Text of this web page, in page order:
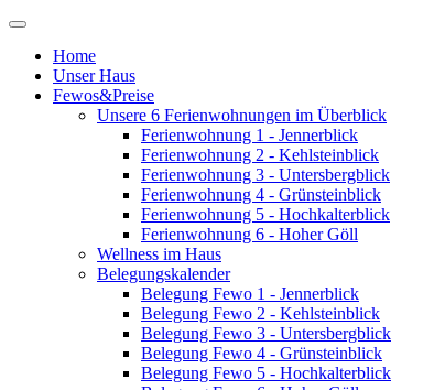
Home
Unser Haus
Fewos&Preise
Unsere 6 Ferienwohnungen im Überblick
Ferienwohnung 1 - Jennerblick
Ferienwohnung 2 - Kehlsteinblick
Ferienwohnung 3 - Untersbergblick
Ferienwohnung 4 - Grünsteinblick
Ferienwohnung 5 - Hochkalterblick
Ferienwohnung 6 - Hoher Göll
Wellness im Haus
Belegungskalender
Belegung Fewo 1 - Jennerblick
Belegung Fewo 2 - Kehlsteinblick
Belegung Fewo 3 - Untersbergblick
Belegung Fewo 4 - Grünsteinblick
Belegung Fewo 5 - Hochkalterblick